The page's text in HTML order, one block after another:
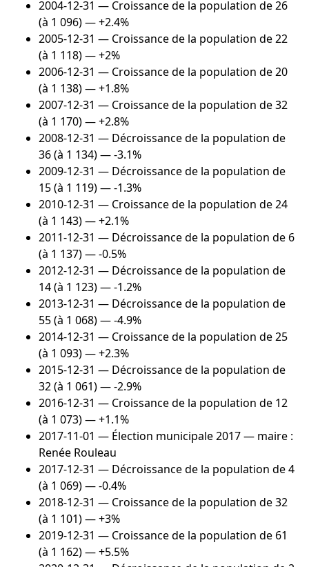
2004-12-31 — Croissance de la population de 26
(à 1 096) — +2.4%
2005-12-31 — Croissance de la population de 22
(à 1 118) — +2%
2006-12-31 — Croissance de la population de 20
(à 1 138) — +1.8%
2007-12-31 — Croissance de la population de 32
(à 1 170) — +2.8%
2008-12-31 — Décroissance de la population de
36 (à 1 134) — -3.1%
2009-12-31 — Décroissance de la population de
15 (à 1 119) — -1.3%
2010-12-31 — Croissance de la population de 24
(à 1 143) — +2.1%
2011-12-31 — Décroissance de la population de 6
(à 1 137) — -0.5%
2012-12-31 — Décroissance de la population de
14 (à 1 123) — -1.2%
2013-12-31 — Décroissance de la population de
55 (à 1 068) — -4.9%
2014-12-31 — Croissance de la population de 25
(à 1 093) — +2.3%
2015-12-31 — Décroissance de la population de
32 (à 1 061) — -2.9%
2016-12-31 — Croissance de la population de 12
(à 1 073) — +1.1%
2017-11-01 — Élection municipale 2017 — maire :
Renée Rouleau
2017-12-31 — Décroissance de la population de 4
(à 1 069) — -0.4%
2018-12-31 — Croissance de la population de 32
(à 1 101) — +3%
2019-12-31 — Croissance de la population de 61
(à 1 162) — +5.5%